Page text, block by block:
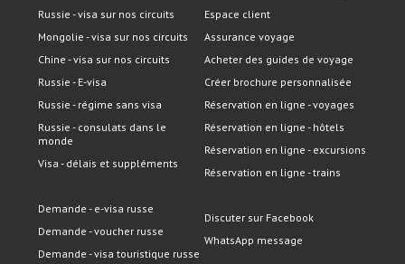
Russie - visa sur nos circuits
Mongolie - visa sur nos circuits
Chine - visa sur nos circuits
Russie - E-visa
Russie - régime sans visa
Russie - consulats dans le
monde
Visa - délais et suppléments
Demande - e-visa russe
Demande - voucher russe
Demande - visa touristique russe
Espace client
Assurance voyage
Acheter des guides de voyage
Créer brochure personnalisée
Réservation en ligne - voyages
Réservation en ligne - hôtels
Réservation en ligne - excursions
Réservation en ligne - trains
Discuter sur Facebook
WhatsApp message